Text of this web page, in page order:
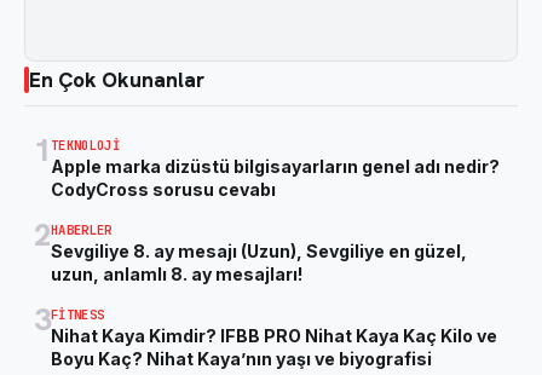
En Çok Okunanlar
1 TEKNOLOJI
Apple marka dizüstü bilgisayarların genel adı nedir?
CodyCross sorusu cevabı
2HABERLER
Sevgiliye 8. ay mesajı (Uzun), Sevgiliye en güzel,
uzun, anlamlı 8. ay mesajları!
3FITNESS
Nihat Kaya Kimdir? IFBB PRO Nihat Kaya Kaç Kilo ve
Boyu Kaç? Nihat Kaya’nın yaşı ve biyografisi